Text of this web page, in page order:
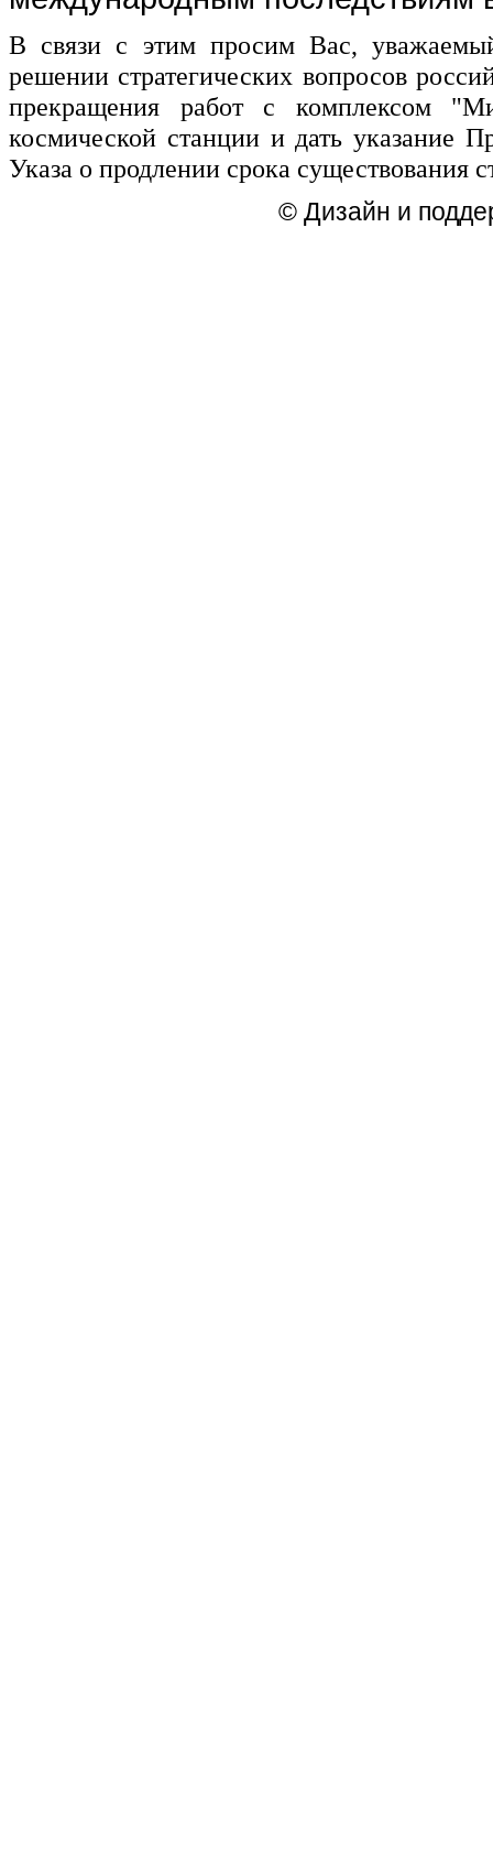
В связи с этим просим Вас,
решении стратегических вопросов
прекращения работ с комплексом
космической станции и дать указание
Указа о продлении срока существования
© Дизайн и